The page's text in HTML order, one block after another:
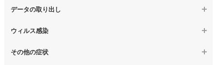
【macbook】水没してパソコンが動かない
データの取り出し
【macbook】起動しないパソコンのデータを復旧
ウィルス感染
【macbook】特定のプログラムを削除したい
その他の症状